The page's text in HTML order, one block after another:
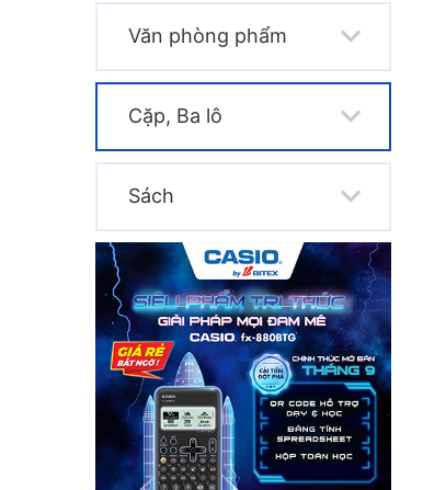
Văn phòng phẩm
Cặp, Ba lô
Sách